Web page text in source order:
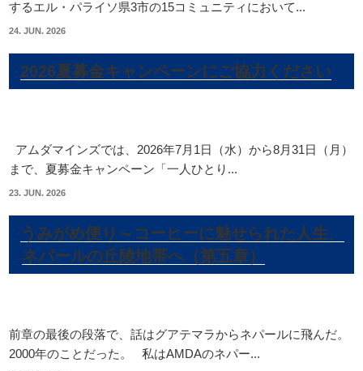
するエル・パライソ県3市の15コミュニティにおいて...
24. JUN. 2026
2026夏募金キャンペーンにご協力ください
アムダマインズでは、2026年7月1日（水）から8月31日（月）
まで、夏募金キャンペーン「一人ひとり...
23. JUN. 2026
うみがめ便り～コーヒーに魅せられた人生、
ネパールの丘陵地帯へ（第五章）
前章の最後の段落で、話はグアテマラからネパールに飛んだ。
2000年のことだった。 私はAMDAのネパー...